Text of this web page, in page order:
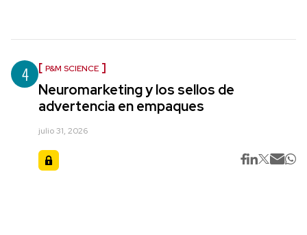
4 P&M SCIENCE
Neuromarketing y los sellos de
advertencia en empaques
julio 31, 2026